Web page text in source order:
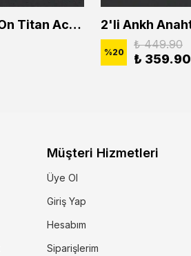
2'li Anime Attack On Titan Acrylic Maria Anime Naruto Erkek Kadın Kolye Seti
%20
₺ 449.90
₺ 359.90
Müşteri Hizmetleri
Üye Ol
Giriş Yap
Hesabım
Siparişlerim